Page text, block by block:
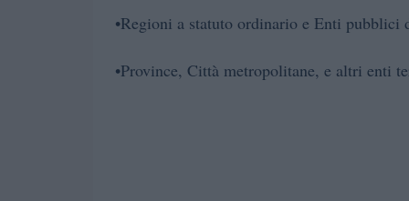
•Regioni a statuto ordinario e Enti pubblici
•Province, Città metropolitane, e altri enti